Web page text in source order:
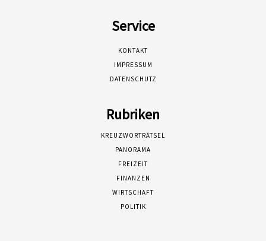
Service
KONTAKT
IMPRESSUM
DATENSCHUTZ
Rubriken
KREUZWORTRÄTSEL
PANORAMA
FREIZEIT
FINANZEN
WIRTSCHAFT
POLITIK